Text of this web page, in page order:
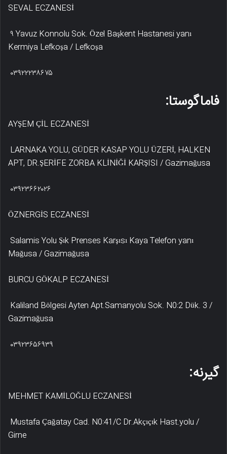
SEVAL ECZANESİ
۹ Yavuz Konnolu Sok. Özel Başkent Hastanesi yanı
Kermiya Lefkoşa / Lefkoşa
۰۳۹۲۲۲۳۸۶۷۵
فاماگوستا:
AYŞEM ÇİL ECZANESİ
LARNAKA YOLU, GÜDER KASAP YOLU ÜZERİ, HALKEN
APT, DR.ŞERİFE ZORBA KLİNİĞİ KARŞISI / Gazimağusa
۰۳۹۲۳۶۶۲۰۲۶
ÖZNERGİS ECZANESİ
Salamis Yolu Şık Prenses Karşısı Kaya Telefon yanı
Mağusa / Gazimağusa
BURCU GÖKALP ECZANESİ
Kaliland Bölgesi Ayten Apt.Samanyolu Sok. N0:2 Dük. 3 /
Gazimağusa
۰۳۹۲۳۶۵۶۹۳۹
گیرنه:
MEHMET KAMİLOĞLU ECZANESİ
Mustafa Çağatay Cad. N0:41/C Dr.Akçıçık Hast.yolu /
Girne